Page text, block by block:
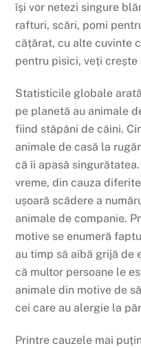
își vor netezi singure
rafturi, scări, pomi
cățărat, cu alte cuvinte
pentru pisici, veți
Statisticile globale
pe planetă au animale
fiind stăpâni de câini.
animale de casă la
că îi apasă
vreme, din cauza
ușoară scădere a
animale de companie.
motive se enumeră
au timp să aibă grijă de
că multor persoane le
animale din motive de
cei care au alergie la
Printre cauzele mai